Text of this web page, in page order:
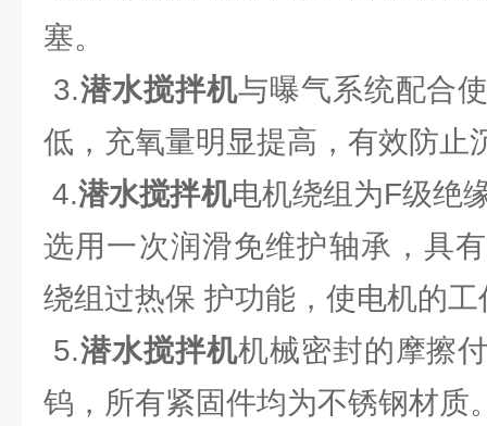
塞。
3.潜水搅拌机与曝气系统配合
低，充氧量明显提高，有效防止
4.潜水搅拌机电机绕组为F级绝
选用一次润滑免维护轴承，具
绕组过热保 护功能，使电机的
5.潜水搅拌机机械密封的摩擦
钨，所有紧固件均为不锈钢材质